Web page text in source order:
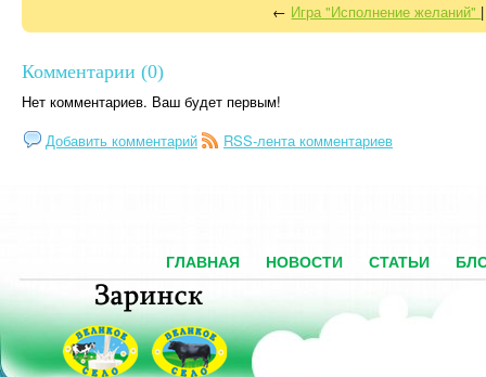
← Игра "Исполнение желаний"
Комментарии (0)
Нет комментариев. Ваш будет первым!
Добавить комментарий
RSS-лента комментариев
ГЛАВНАЯ НОВОСТИ СТАТЬИ